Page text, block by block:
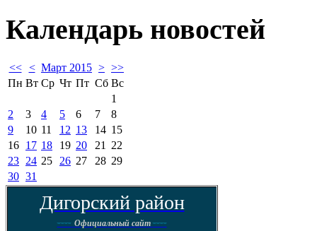
Календарь новостей
<< < Март 2015 > >>
Пн Вт Ср Чт Пт Сб Вс
1
2
3 4 5 6 7
8
9
10 11 12 13 14 15
16 17 18 19 20 21
22
23 24 25 26 27 28 29
30 31
Дигорский район
---- Официальный сайт----